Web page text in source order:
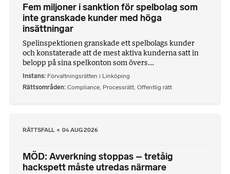
Fem miljoner i sanktion för spelbolag som
inte granskade kunder med höga
insättningar
Spelinspektionen granskade ett spelbolags kunder
och konstaterade att de mest aktiva kunderna satt in
belopp på sina spelkonton som övers...
Instans Förvaltningsrätten i Linköping
Rättsområden Compliance, Processrätt, Offentlig rätt
RÄTTSFALL 04 AUG 2026
MÖD: Avverkning stoppas – tretåig
hackspett måste utredas närmare